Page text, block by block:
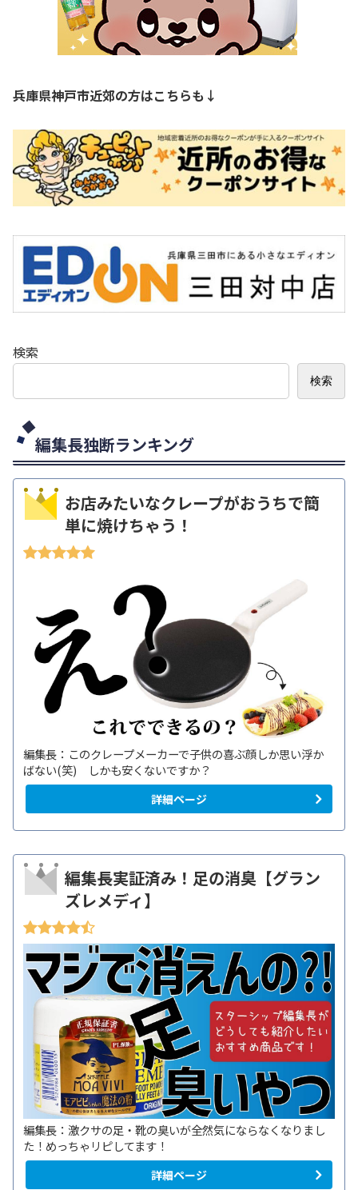
兵庫県神戸市近郊の方はこちらも↓
検索
検索
編集長独断ランキング
お店みたいなクレープがおうちで簡
単に焼けちゃう！
編集長：このクレープメーカーで子供の喜ぶ顔しか思い浮か
ばない(笑) しかも安くないですか？
詳細ページ
編集長実証済み！足の消臭【グラン
ズレメディ】
編集長：激クサの足・靴の臭いが全然気にならなくなりまし
た！めっちゃリピしてます！
詳細ページ